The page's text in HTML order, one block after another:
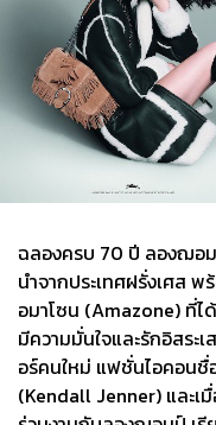
ฉลองครบ 70 ปี ลองฌอ
นำจากประเทศฝรั่งเศส พ
อมาโซน (Amazone) ที่
มีความมั่นใจและรักอิสระ
อร์คนใหม่ แฟชั่นไอคอนชื่
(Kendall Jenner) และเ